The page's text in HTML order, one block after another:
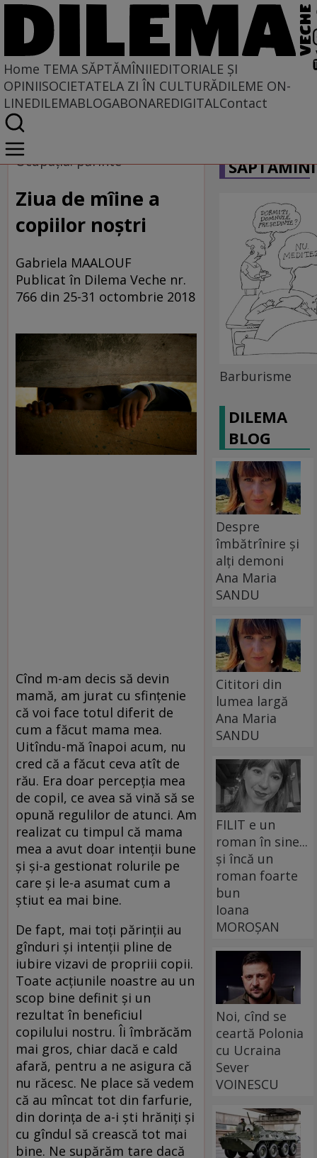
Home TEMA SĂPTĂMÎNIIEDITORIALE ȘI
OPINIISOCIETATELA ZI ÎN CULTURĂDILEME ON-
LINEDILEMABLOGABONAREDIGITALContact
Home
Tema săptămînii
Ocupația: părinte
Ziua de mîine a
copiilor noștri
Gabriela MAALOUF
Publicat în Dilema Veche nr.
766 din 25-31 octombrie 2018
Cînd m-am decis să devin
mamă, am jurat cu sfințenie
că voi face totul diferit de
cum a făcut mama mea.
Uitîndu-mă înapoi acum, nu
cred că a făcut ceva atît de
rău. Era doar percepția mea
de copil, ce avea să vină să se
opună regulilor de atunci. Am
realizat cu timpul că mama
mea a avut doar intenții bune
și și-a gestionat rolurile pe
care și le-a asumat cum a
știut ea mai bine.
De fapt, mai toți părinții au
gînduri și intenții pline de
iubire vizavi de pro­priii copii.
Toate acțiunile noastre au un
scop bine definit și un
rezultat în beneficiul
copilului nostru. Îi îmbrăcăm
mai gros, chiar dacă e cald
afară, pentru a ne asigura că
nu răcesc. Ne place să vedem
că au mîncat tot din farfurie,
din dorința de a-i ști hrăniți și
cu gîndul să crească tot mai
bine. Ne supărăm tare dacă
Barburisme
DILEMA
BLOG
Despre
îmbătrînire și
alți demoni
Ana Maria
SANDU
Cititori din
lumea largă
Ana Maria
SANDU
FILIT e un
roman în sine...
și încă un
roman foarte
bun
Ioana
MOROȘAN
Noi, cînd se
ceartă Polonia
cu Ucraina
Sever
VOINESCU